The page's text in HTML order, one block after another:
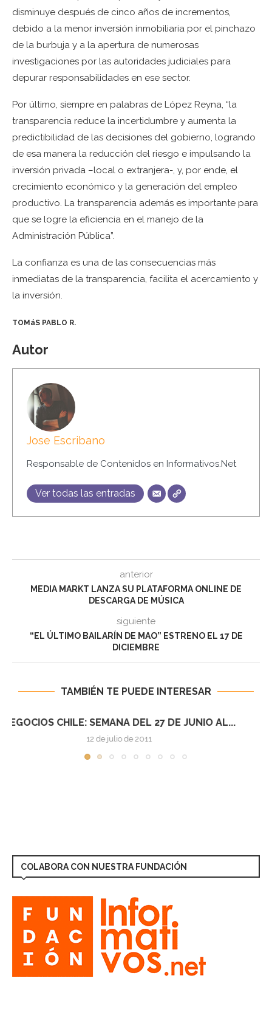
disminuye después de cinco años de incrementos,
debido a la menor inversión inmobiliaria por el pinchazo
de la burbuja y a la apertura de numerosas
investigaciones por las autoridades judiciales para
depurar responsabilidades en ese sector.
Por último, siempre en palabras de López Reyna, “la
transparencia reduce la incertidumbre y aumenta la
predictibilidad de las decisiones del gobierno, logrando
de esa manera la reducción del riesgo e impulsando la
inversión privada –local o extranjera-, y, por ende, el
crecimiento económico y la generación del empleo
productivo. La transparencia además es importante para
que se logre la eficiencia en el manejo de la
Administración Pública”.
La confianza es una de las consecuencias más
inmediatas de la transparencia, facilita el acercamiento y
la inversión.
TOMáS PABLO R.
Autor
Jose Escribano
Responsable de Contenidos en Informativos.Net
Ver todas las entradas
anterior
MEDIA MARKT LANZA SU PLATAFORMA ONLINE DE
DESCARGA DE MÚSICA
siguiente
“EL ÚLTIMO BAILARÍN DE MAO” ESTRENO EL 17 DE
DICIEMBRE
TAMBIÉN TE PUEDE INTERESAR
NEGOCIOS CHILE: SEMANA DEL 4 AL 10 DE...
12 de julio de 2011
COLABORA CON NUESTRA FUNDACIÓN